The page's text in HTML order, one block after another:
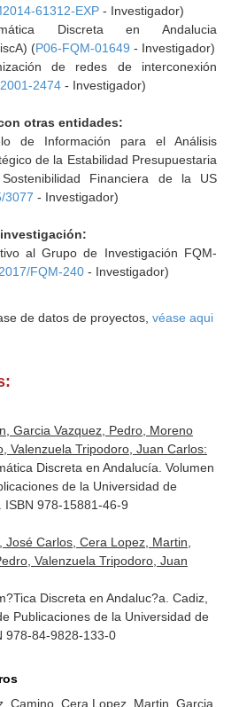
61312-EXP- Investigador)
Discreta en Andalucia
(P06-FQM-01649 - Investigador)
de redes de interconexión
2474- Investigador)
otras entidades:
de Información para el Análisis
de la Estabilidad Presupuestaria
Financiera de la US
3077 - Investigador)
al Grupo de Investigación FQM-
FQM-240- Investigador)
de datos de proyectos, véase aqui
Garcia Vazquez, Pedro, Moreno
Valenzuela Tripodoro, Juan Carlos:
Discreta en Andalucía. Volumen
de la Universidad de
ISBN 978-15881-46-9
Carlos, Cera Lopez, Martin,
Valenzuela Tripodoro, Juan
Discreta en Andaluc?a. Cadiz,
Publicaciones de la Universidad de
978-84-9828-133-0
Camino, Cera Lopez, Martin, Garcia